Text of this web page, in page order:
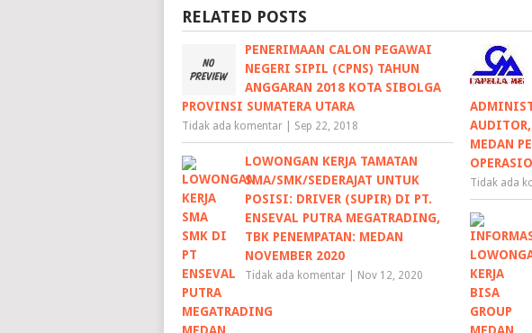
RELATED POSTS
PENERIMAAN CALON PEGAWAI
NEGERI SIPIL (CPNS) TAHUN
ANGGARAN 2018 KOTA SIBOLGA
PROVINSI SUMATERA UTARA
Tidak ada komentar Sep 22, 2018
AUDITOR,
MEDAN
Tidak ada
LOWONGAN KERJA TAMATAN
SMA/SMK/SEDERAJAT UNTUK
POSISI: DRIVER (SUPIR) DI PT.
ENSEVAL PUTRA MEGATRADING,
TBK PENEMPATAN: MEDAN
NOVEMBER 2020
Tidak ada komentar Nov 12, 2020